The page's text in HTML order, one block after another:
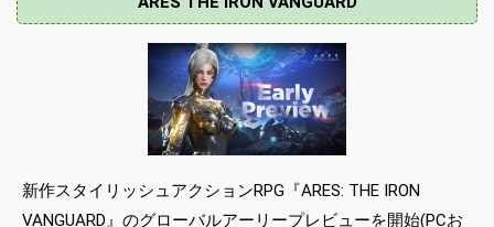
新作スタイリッシュアクションRPG『ARES: THE IRON
VANGUARD』のグローバルアーリープレビューを開始(PCお